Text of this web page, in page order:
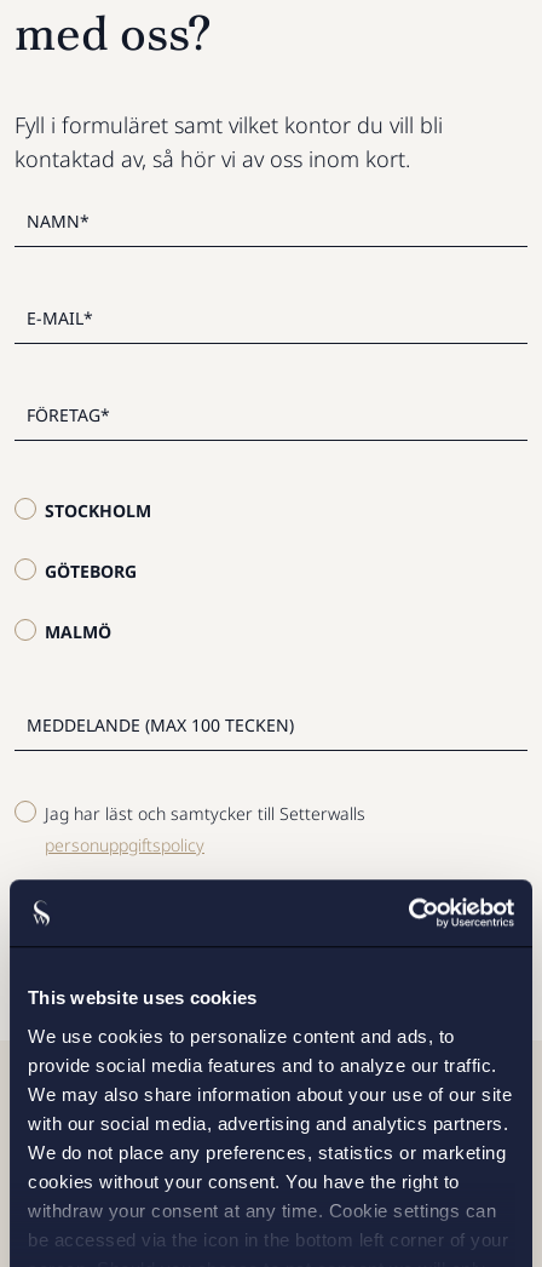
This website uses cookies
We use cookies to personalize content and ads, to
provide social media features and to analyze our traffic.
We may also share information about your use of our site
with our social media, advertising and analytics partners.
We do not place any preferences, statistics or marketing
cookies without your consent. You have the right to
withdraw your consent at any time. Cookie settings can
be accessed via the icon in the bottom left corner of your
STOCKHOLM
GÖTEBORG
MALMÖ
Jag har läst och samtycker till Setterwalls
personuppgiftspolicy
med oss?
Fyll i formuläret samt vilket kontor du vill bli
kontaktad av, så hör vi av oss inom kort.
Relaterade nyheter